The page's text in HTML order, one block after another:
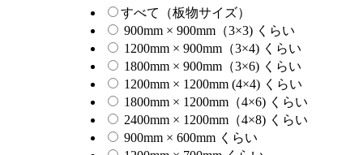
すべて（板物サイズ）
900mm × 900mm（3×3) くらい
1200mm × 900mm（3×4) くらい
1800mm × 900mm（3×6) くらい
1200mm × 1200mm (4×4) くらい
1800mm × 1200mm（4×6) くらい
2400mm × 1200mm（4×8) くらい
900mm × 600mm くらい